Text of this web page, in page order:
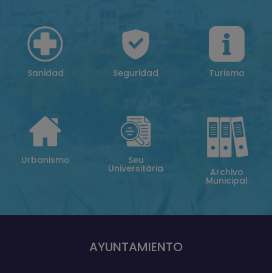
Sanidad Seguridad Turismo
Urbanismo Seu
Universitària Archivo
Municipal
AYUNTAMIENTO